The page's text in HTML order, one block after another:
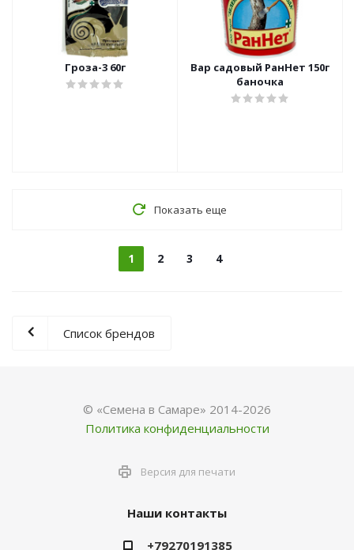
Гроза-3 60г
Вар садовый РанНет 150г
баночка
Показать еще
1 2 3 4
Список брендов
© «Семена в Самаре» 2014-2026
Политика конфиденциальности
Версия для печати
Наши контакты
+79270191385